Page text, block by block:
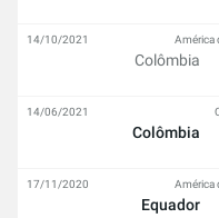
Colômbia
América
14/10/2021
Colômbia
14/06/2021
Equador
América
17/11/2020